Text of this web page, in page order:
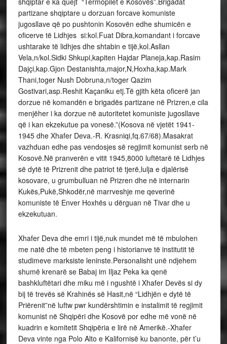
partizane shqiptare u dorzuan forcave komuniste
jugosllave që po pushtonin Kosovën edhe shumicën e
oficerve të Lidhjes si:kol.Fuat Dibra,komandant i forcave
ushtarake të lidhjes dhe shtabin e tijë,kol.Asllan
Vela,n/kol.Sidki Shkupi,kapiten Hajdar Planeja,kap.Rasim
Dajçi,kap.Gjon Destanishta,major,N,Hoxha,kap.Mark
Thani,toger Nush Dobruna,n/toger Qazim
Gostivari,asp.Reshit Kaçaniku etj.Të gjith këta oficerë jan
dorzue në komandën e brigadës partizane në Prizren,e cila
menjëher i ka dorzue në autoritetet komuniste jugosllave
që i kan ekzekutue pa vonesë.”(Kosova në vjetët 1941-
1945 dhe Xhafer Deva.-R. Krasniqi,fq.67/68).Masakrat
vazhduan edhe pas vendosjes së regjimit komunist serb në
Kosovë.Në pranverën e vitit 1945,8000 luftëtarë të Lidhjes
së dytë të Prizrenit dhe patriot të tjerë,lulja e djalërisë
kosovare, u grumbulluan në Prizren dhe në internarin
Kukës,Pukë,Shkodër,në marrveshje me qeverinë
komuniste të Enver Hoxhës u dërguan në Tivar dhe u
ekzekutuan.
Xhafer Deva dhe emri i tijë,nuk mundet më të mbulohen
me natë dhe të mbeten peng i historianve të institutit të
studimeve marksiste leninste.Personalisht unë ndjehem
shumë krenarë se Babaj im Iljaz Peka ka qenë
bashkluftëtari dhe miku më i ngushtë i Xhafer Devës si dy
bij të trevës së Krahinës së Hasit,në “Lidhjën e dytë të
Priërenit”në luftw pwr kundërshtimin e instalimit të regjimit
komunist në Shqipëri dhe Kosovë por edhe më vonë në
kuadrin e komitetit Shqipëria e lirë në Amerikë.-Xhafer
Deva vinte nga Polo Alto e Kalifornisë ku banonte, për t’u